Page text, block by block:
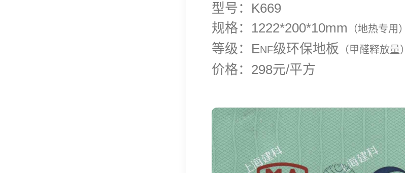
型号：K669
规格：1222*200*10mm （地热专用）
等级：ENF级环保地板 （甲醛释放量）
价格：298元/平方